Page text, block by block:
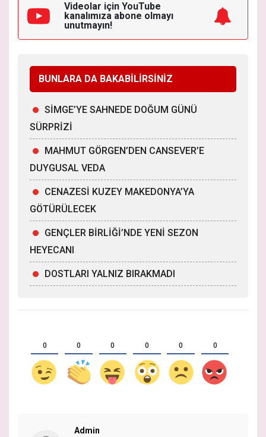
Videolar için YouTube
kanalımıza abone olmayı
unutmayın!
BUNLARA DA BAKABİLİRSİNİZ
SİMGE’YE SAHNEDE DOĞUM GÜNÜ
SÜRPRİZİ
MAHMUT GÖRGEN’DEN CANSEVER’E
DUYGUSAL VEDA
CENAZESİ KUZEY MAKEDONYA’YA
GÖTÜRÜLECEK
GENÇLER BİRLİĞİ’NDE YENİ SEZON
HEYECANI
DOSTLARI YALNIZ BIRAKMADI
0 0 0 0 0 0
Admin